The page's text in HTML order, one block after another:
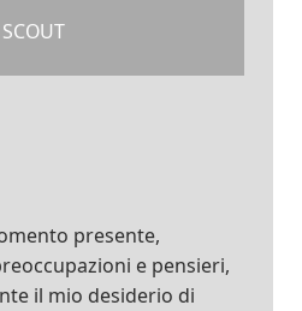
presente,
e pensieri,
il mio desiderio di